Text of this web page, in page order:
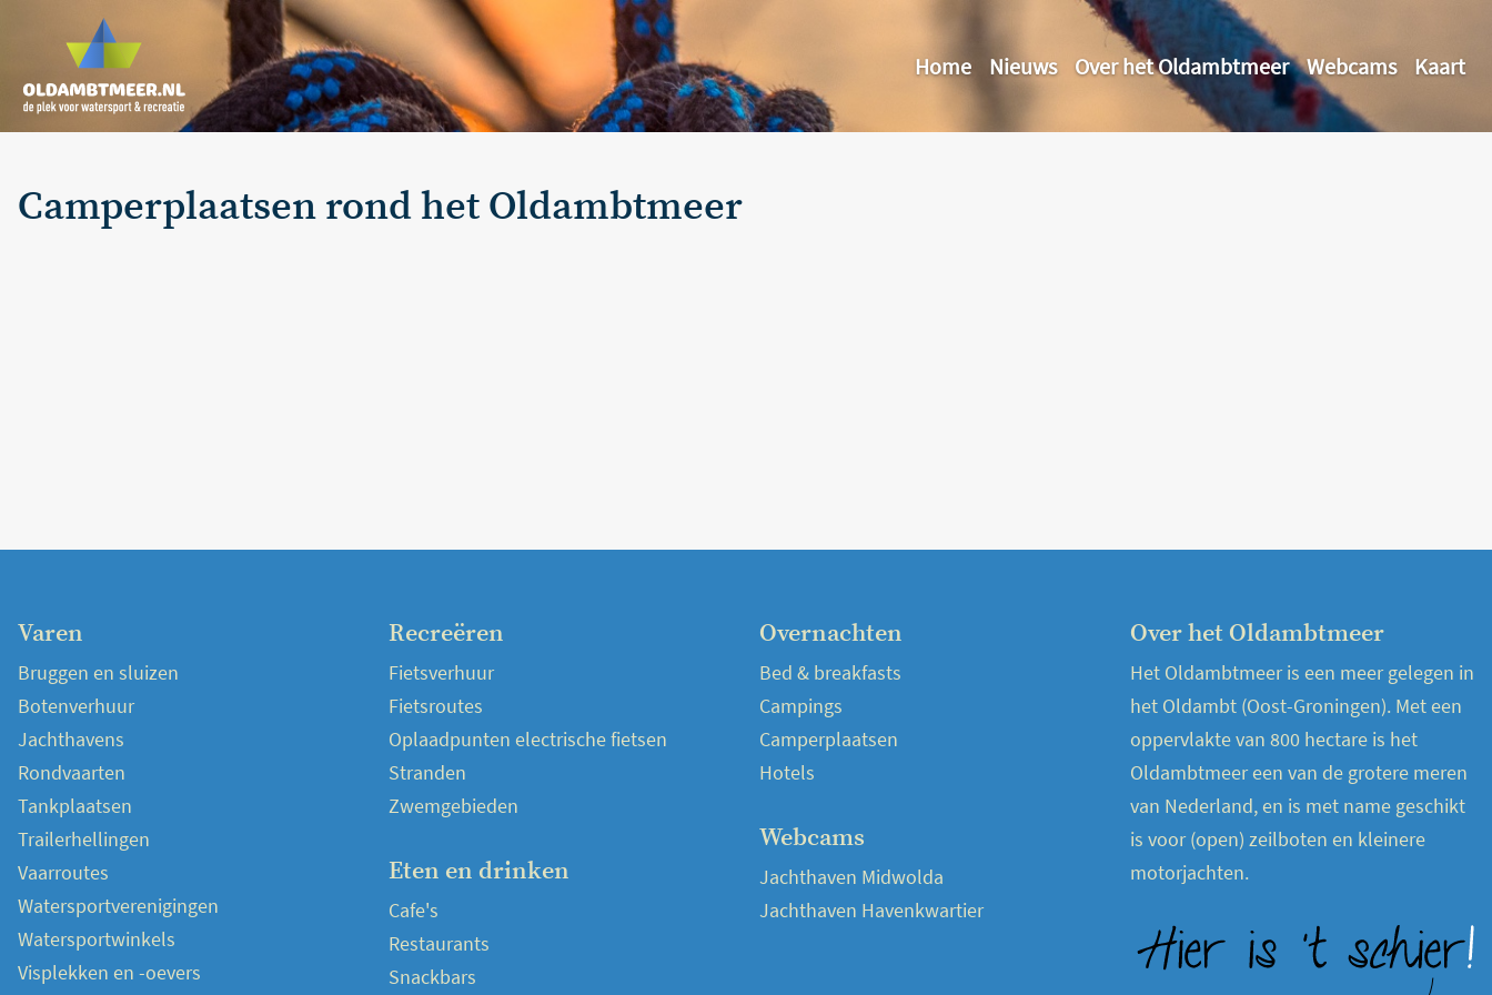
Home Nieuws Over het Oldambtmeer Webcams Kaart
Camperplaatsen rond het Oldambtmeer
Varen
Bruggen en sluizen
Botenverhuur
Jachthavens
Rondvaarten
Tankplaatsen
Trailerhellingen
Vaarroutes
Watersportverenigingen
Watersportwinkels
Visplekken en -oevers
Recreëren
Fietsverhuur
Fietsroutes
Oplaadpunten electrische fietsen
Stranden
Zwemgebieden
Eten en drinken
Cafe's
Restaurants
Snackbars
Overnachten
Bed & breakfasts
Campings
Camperplaatsen
Hotels
Webcams
Jachthaven Midwolda
Jachthaven Havenkwartier
Over het Oldambtmeer
Het Oldambtmeer is een meer gelegen in
het Oldambt (Oost-Groningen). Met een
oppervlakte van 800 hectare is het
Oldambtmeer een van de grotere meren
van Nederland, en is met name geschikt
is voor (open) zeilboten en kleinere
motorjachten.